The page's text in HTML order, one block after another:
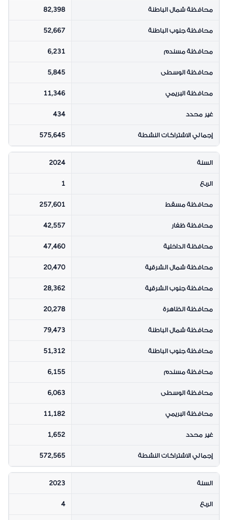
محافظة شمال الباطنة 82,398
محافظة جنوب الباطنة 52,667
محافظة مسندم 6,231
محافظة الوسطى 5,845
محافظة البريمي 11,346
غير محدد 434
إجمالي الاشتراكات النشطة 575,645
السنة 2024
الربع 1
محافظة مسقط 257,601
محافظة ظفار 42,557
محافظة الداخلية 47,460
محافظة شمال الشرقية 20,470
محافظة جنوب الشرقية 28,362
محافظة الظاهرة 20,278
محافظة شمال الباطنة 79,473
محافظة جنوب الباطنة 51,312
محافظة مسندم 6,155
محافظة الوسطى 6,063
محافظة البريمي 11,182
غير محدد 1,652
إجمالي الاشتراكات النشطة 572,565
السنة 2023
الربع 4